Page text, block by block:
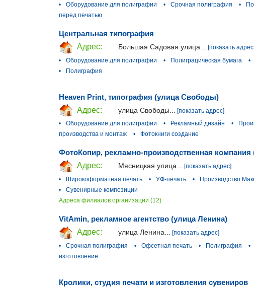
•
Оборудование для полиграфии • Срочная полиграфия •
перед печатью
Центральная типография
Адрес:
Большая Садовая улица...
[показать
•
Оборудование для полиграфии • Полиграцическая бумага •
•
Полиграфия
Heaven Print, типография (улица Свободы)
Адрес:
улица Свободы...
[показать адрес]
•
Оборудование для полиграфии • Рекламный дизайн •
производства и монтаж
• Фотокниги создание
ФотоКопир, рекламно-производственная
Адрес:
Мясницкая улица... [показать адрес]
•
Широкоформатная печать • УФ-печать • Производство
•
Сувенирные композиции
Адреса филиалов организации (12)
VitAmin, рекламное агентство (улица Ленина)
Адрес:
улица Ленина...
[показать адрес]
•
Срочная полиграфия • Офсетная печать • Полиграфия •
изготовление
Кролики, студия печати и изготовления сувениров